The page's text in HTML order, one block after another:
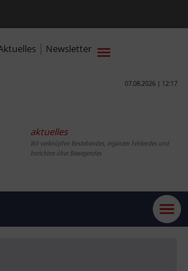
| Newsletter
07.08.2026 | 12:17
aktuelles
Wir verknüpfen Bestehendes, ergänzen Fehlendes und
berichten über Bewegendes